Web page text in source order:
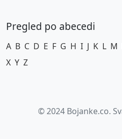
Pregled po abecedi
A B C D E F G H I J K L M
X Y Z
© 2024 Bojanke.co.